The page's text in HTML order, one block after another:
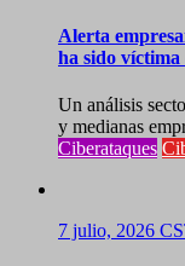
Alerta
ha sido víctima
Un análisis
y medianas
Ciberataques
7 julio, 2026